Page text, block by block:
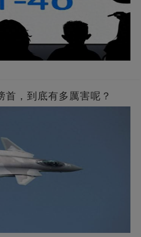
首，到底有多厲害呢？